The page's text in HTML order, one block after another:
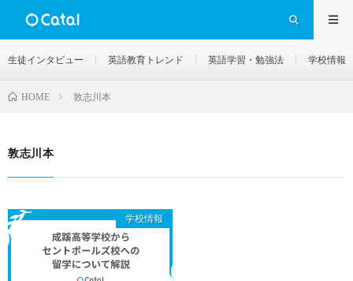
生徒インタビュー 英語教育トレンド 英語学習・勉強法 学校情報
HOME 敦志川本
敦志川本
学校情報